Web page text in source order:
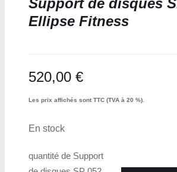
Support de disques
Ellipse Fitness
520,00 €
Les prix affichés sont TTC (TVA à 20 %).
En stock
quantité de Support